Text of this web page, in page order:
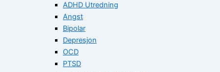
ADHD Utredning
Angst
Bipolar
Depresjon
OCD
PTSD